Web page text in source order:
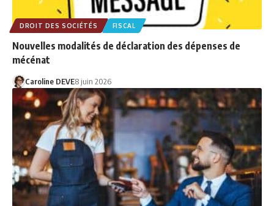
DROIT DES SOCIÉTÉS FISCAL
Nouvelles modalités de déclaration des dépenses de
mécénat
Caroline DEVE8 juin 2026